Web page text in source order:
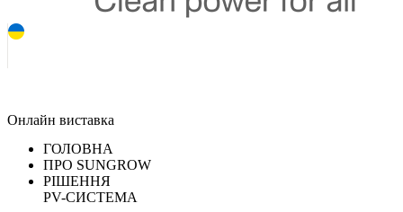
Онлайн виставка
ГОЛОВНА
ПРО SUNGROW
РІШЕННЯ
PV-СИСТЕМА